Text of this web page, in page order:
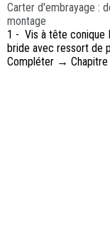
Carter d'embrayage :
montage
1 - Vis à tête
bride avec ressort de
Compléter → Chapitre